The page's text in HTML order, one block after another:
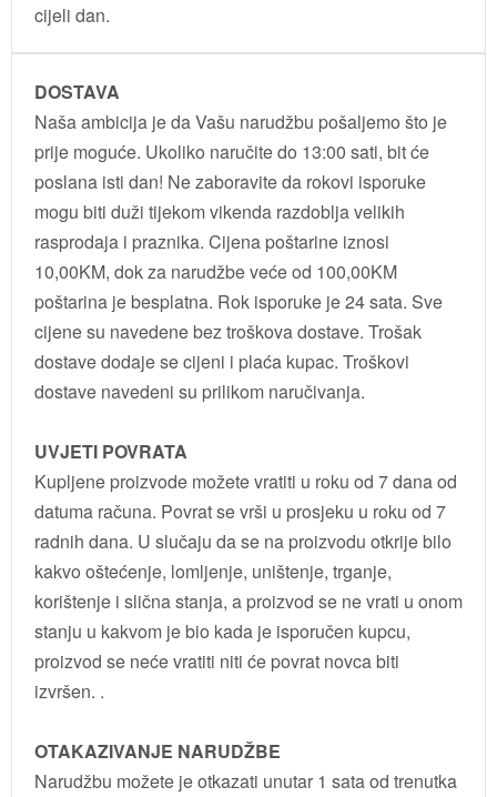
cijeli dan.
DOSTAVA
Naša ambicija je da Vašu narudžbu pošaljemo što je
prije moguće. Ukoliko naručite do 13:00 sati, bit će
poslana isti dan! Ne zaboravite da rokovi isporuke
mogu biti duži tijekom vikenda razdoblja velikih
rasprodaja i praznika. Cijena poštarine iznosi
10,00KM, dok za narudžbe veće od 100,00KM
poštarina je besplatna. Rok isporuke je 24 sata. Sve
cijene su navedene bez troškova dostave. Trošak
dostave dodaje se cijeni i plaća kupac. Troškovi
dostave navedeni su prilikom naručivanja.
UVJETI POVRATA
Kupljene proizvode možete vratiti u roku od 7 dana od
datuma računa. Povrat se vrši u prosjeku u roku od 7
radnih dana. U slučaju da se na proizvodu otkrije bilo
kakvo oštećenje, lomljenje, uništenje, trganje,
korištenje i slična stanja, a proizvod se ne vrati u onom
stanju u kakvom je bio kada je isporučen kupcu,
proizvod se neće vratiti niti će povrat novca biti
izvršen. .
OTAKAZIVANJE NARUDŽBE
Narudžbu možete je otkazati unutar 1 sata od trenutka